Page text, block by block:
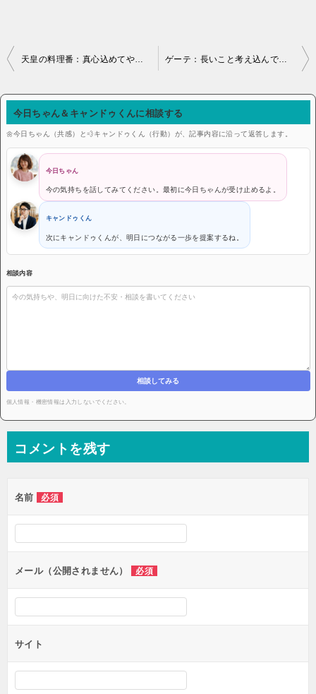
投稿ナビゲーション 天皇の料理番：真心込めてやってるから偉いんだって。そういう料理人が偉いんだって。 ゲーテ：長いこと考え込んでいる者が、いつも最善のものを選ぶわけではない。
今日ちゃん＆キャンドゥくんに相談する
🌼今日ちゃん（共感）と💨キャンドゥくん（行動）が、記事内容に沿って返答します。
今日ちゃん
今の気持ちを話してみてください。最初に今日ちゃんが受け止めるよ。
キャンドゥくん
次にキャンドゥくんが、明日につながる一歩を提案するね。
相談内容
相談してみる
個人情報・機密情報は入力しないでください。
コメントを残す
名前 必須
メール（公開されません） 必須
サイト